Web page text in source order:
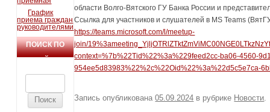
График
приема граждан
руководителями
ПОИСК ПО
области Волго-Вятского ГУ Банка России и
Ссылка для участников и слушателей в MS Teams
https://teams.microsoft.com/l/meetup-
join/
context=%7b%22Tid%22%3a%229feed2cc-ba06-4560-
954ee5d83983%22%2c%22Oid%22%3a%22d5c5e7ca-
Запись опубликована05.09.2024 в рубрике Новости